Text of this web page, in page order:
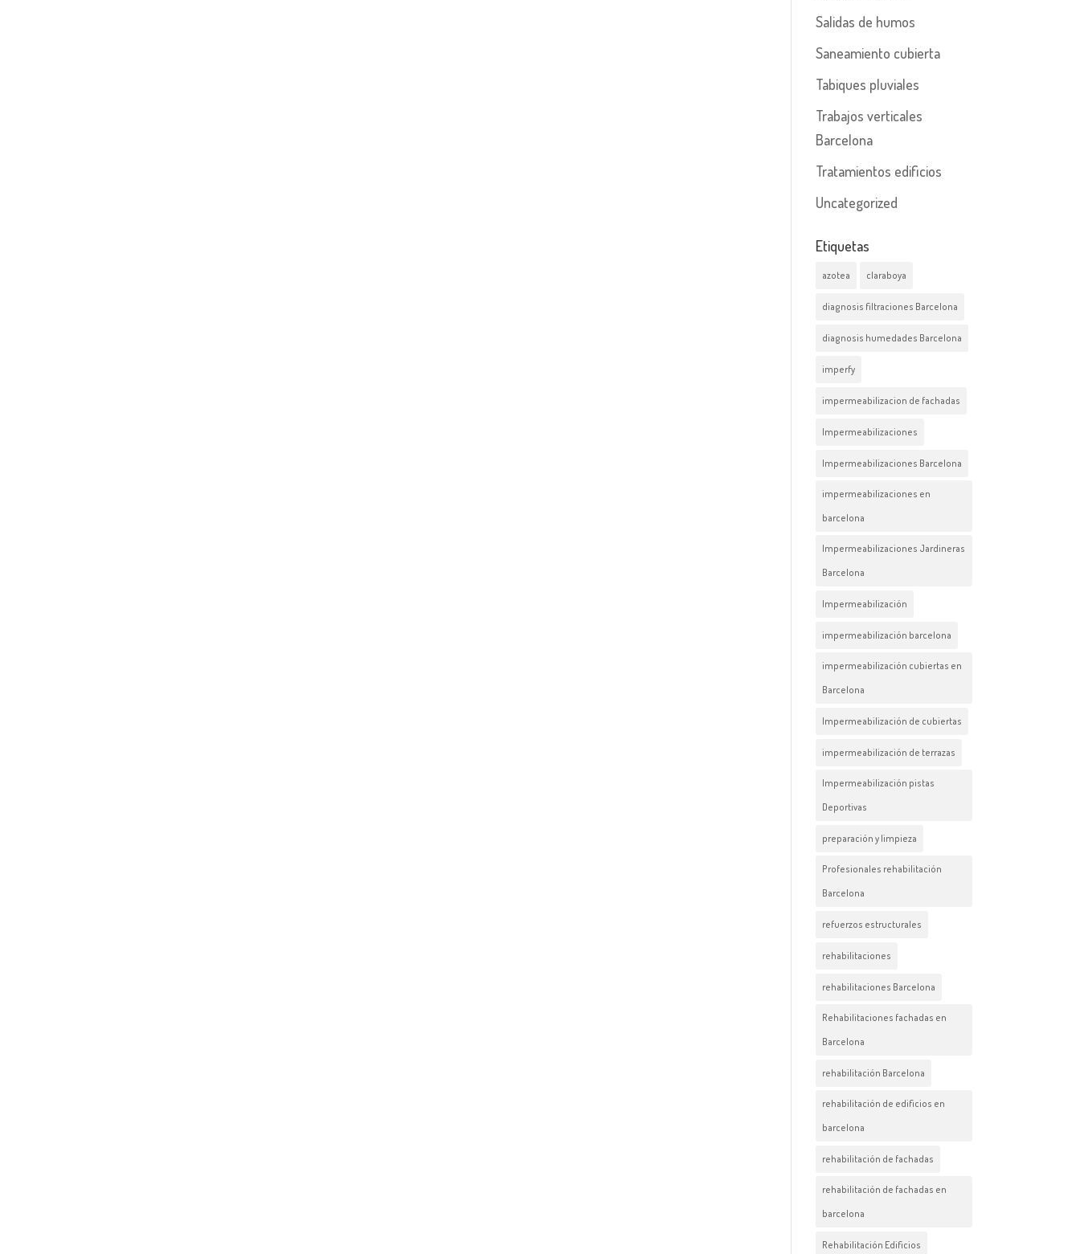
Salidas de humos
Saneamiento cubierta
Tabiques pluviales
Trabajos verticales
Barcelona
Tratamientos edificios
Uncategorized
Etiquetas
azotea claraboya
diagnosis filtraciones Barcelona
diagnosis humedades Barcelona
imperfy
impermeabilizacion de fachadas
Impermeabilizaciones
Impermeabilizaciones Barcelona
impermeabilizaciones en
barcelona
Impermeabilizaciones Jardineras
Barcelona
Impermeabilización
impermeabilización barcelona
impermeabilización cubiertas en
Barcelona
Impermeabilización de cubiertas
impermeabilización de terrazas
Impermeabilización pistas
Deportivas
preparación y limpieza
Profesionales rehabilitación
Barcelona
refuerzos estructurales
rehabilitaciones
rehabilitaciones Barcelona
Rehabilitaciones fachadas en
Barcelona
rehabilitación Barcelona
rehabilitación de edificios en
barcelona
rehabilitación de fachadas
rehabilitación de fachadas en
barcelona
Rehabilitación Edificios